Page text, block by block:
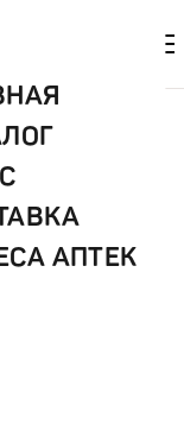
АПТЕК